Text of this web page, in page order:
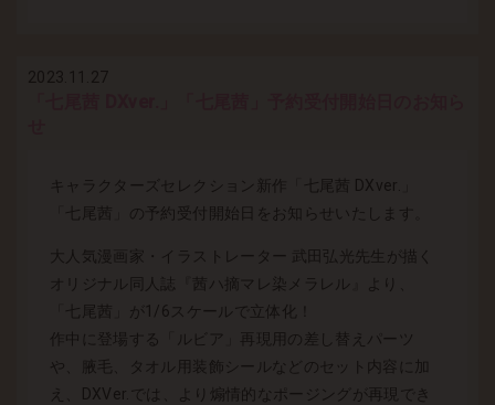
2023.11.27
キャラクターズセレクション新作「七尾茜 DXver.」
「七尾茜」の予約受付開始日をお知らせいたします。
大人気漫画家・イラストレーター 武田弘光先生が描く
オリジナル同人誌『茜ハ摘マレ染メラレル』より、
「七尾茜」が1/6スケールで立体化！
作中に登場する「ルビア」再現用の差し替えパーツ
や、腋毛、タオル用装飾シールなどのセット内容に加
え、DXVer.では、より煽情的なポージングが再現でき